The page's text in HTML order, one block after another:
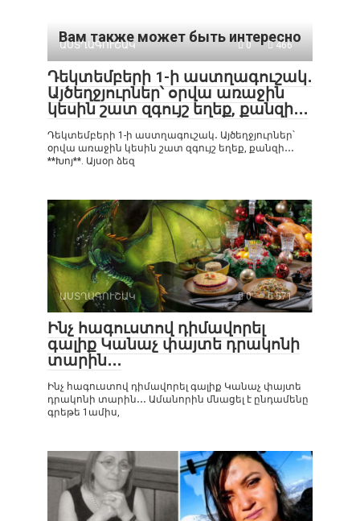
Вам также может быть интересно
ԱՍՏՂԱԳՈՒՇԱԿ 0 466
Դեկտեմբերի 1-ի աստղագուշակ․
Այծեղջյուրներ՝ օրվա առաջին
կեսին շատ զգույշ եղեք, քանզի․․․
Դեկտեմբերի 1-ի աստղագուշակ․ Այծեղջյուրներ՝
օրվա առաջին կեսին շատ զգույշ եղեք, քանզի․․․
**Խոյ**. Այսօր ձեզ
ԱՍՏՂԱԳՈՒՇԱԿ 0 571
Ինչ հագուստով դիմավորել
գալիք Կանաչ փայտե դրակոնի
տարին․․․
Ինչ հագուստով դիմավորել գալիք Կանաչ փայտե
դրակոնի տարին․․․ Ամանորին մնացել է ընդամենը
գրեթե 1ամիս,